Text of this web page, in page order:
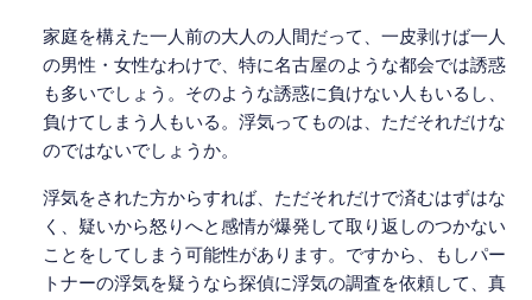
家庭を構えた一人前の大人の人間だって、一皮剥けば一人
の男性・女性なわけで、特に名古屋のような都会では誘惑
も多いでしょう。そのような誘惑に負けない人もいるし、
負けてしまう人もいる。浮気ってものは、ただそれだけな
のではないでしょうか。
浮気をされた方からすれば、ただそれだけで済むはずはな
く、疑いから怒りへと感情が爆発して取り返しのつかない
ことをしてしまう可能性があります。ですから、もしパー
トナーの浮気を疑うなら探偵に浮気の調査を依頼して、真